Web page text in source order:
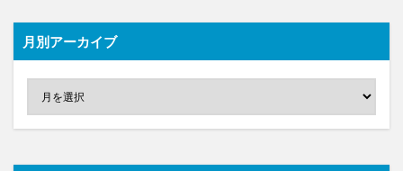
月別アーカイブ